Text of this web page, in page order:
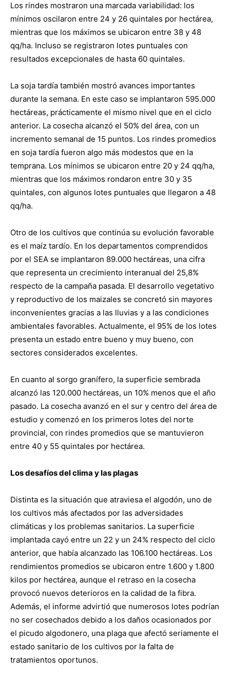
Los rindes mostraron una marcada variabilidad: los
mínimos oscilaron entre 24 y 26 quintales por hectárea,
mientras que los máximos se ubicaron entre 38 y 48
qq/ha. Incluso se registraron lotes puntuales con
resultados excepcionales de hasta 60 quintales.
La soja tardía también mostró avances importantes
durante la semana. En este caso se implantaron 595.000
hectáreas, prácticamente el mismo nivel que en el ciclo
anterior. La cosecha alcanzó el 50% del área, con un
incremento semanal de 15 puntos. Los rindes promedios
en soja tardía fueron algo más modestos que en la
temprana. Los mínimos se ubicaron entre 20 y 24 qq/ha,
mientras que los máximos rondaron entre 30 y 35
quintales, con algunos lotes puntuales que llegaron a 48
qq/ha.
Otro de los cultivos que continúa su evolución favorable
es el maíz tardío. En los departamentos comprendidos
por el SEA se implantaron 89.000 hectáreas, una cifra
que representa un crecimiento interanual del 25,8%
respecto de la campaña pasada. El desarrollo vegetativo
y reproductivo de los maizales se concretó sin mayores
inconvenientes gracias a las lluvias y a las condiciones
ambientales favorables. Actualmente, el 95% de los lotes
presenta un estado entre bueno y muy bueno, con
sectores considerados excelentes.
En cuanto al sorgo granífero, la superficie sembrada
alcanzó las 120.000 hectáreas, un 10% menos que el año
pasado. La cosecha avanzó en el sur y centro del área de
estudio y comenzó en los primeros lotes del norte
provincial, con rindes promedios que se mantuvieron
entre 40 y 55 quintales por hectárea.
Los desafíos del clima y las plagas
Distinta es la situación que atraviesa el algodón, uno de
los cultivos más afectados por las adversidades
climáticas y los problemas sanitarios. La superficie
implantada cayó entre un 22 y un 24% respecto del ciclo
anterior, que había alcanzado las 106.100 hectáreas. Los
rendimientos promedios se ubicaron entre 1.600 y 1.800
kilos por hectárea, aunque el retraso en la cosecha
provocó nuevos deterioros en la calidad de la fibra.
Además, el informe advirtió que numerosos lotes podrían
no ser cosechados debido a los daños ocasionados por
el picudo algodonero, una plaga que afectó seriamente el
estado sanitario de los cultivos por la falta de
tratamientos oportunos.